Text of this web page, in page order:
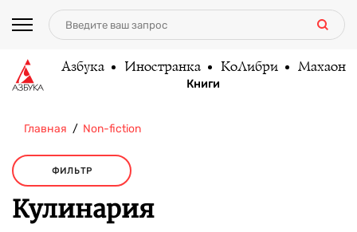
Азбука Иностранка КоЛибри Махаон
Книги
Главная Non-fiction
ФИЛЬТР
Кулинария